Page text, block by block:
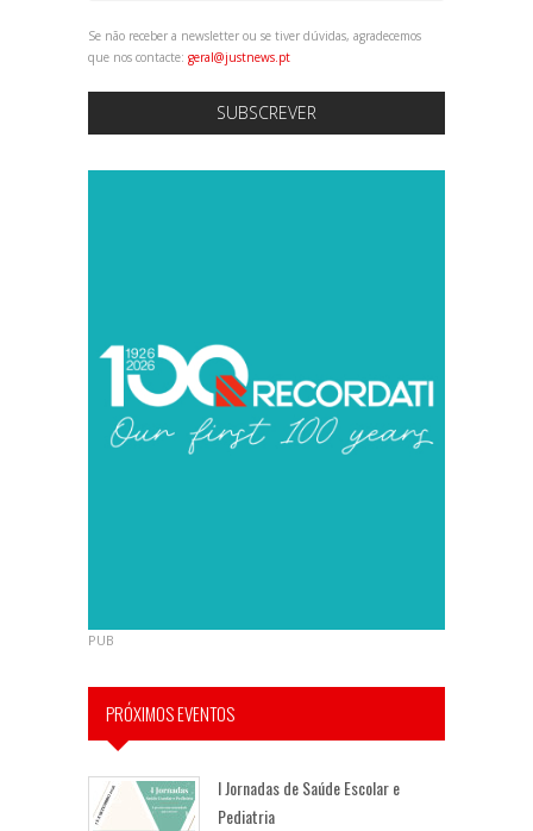
Se não receber a newsletter ou se tiver dúvidas, agradecemos
que nos contacte: geral@justnews.pt
SUBSCREVER
PUB
PRÓXIMOS EVENTOS
I Jornadas de Saúde Escolar e
Pediatria